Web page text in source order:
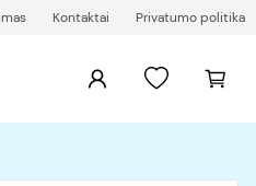
Kontaktai Privatumo politika